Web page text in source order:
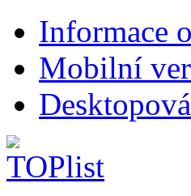
Informace
Mobilní